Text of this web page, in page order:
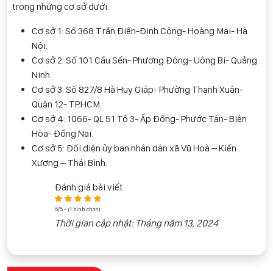
trong những cơ sở dưới.
Cơ sở 1: Số 368 Trần Điền-Định Công- Hoàng Mai- Hà
Nội.
Cơ sở 2: Số 101 Cầu Sến- Phương Đông- Uông Bí- Quảng
Ninh.
Cơ sở 3: Số 827/8 Hà Huy Giáp- Phường Thạnh Xuân-
Quận 12- TP.HCM.
Cơ sở 4: 1066- QL 51 Tổ 3- Ấp Đồng- Phước Tân- Biên
Hòa- Đồng Nai.
Cơ sở 5: Đối diện ủy ban nhân dân xã Vũ Hoà – Kiến
Xương – Thái Bình.
Đánh giá bài viết
5/5 - (1 bình chọn)
Thời gian cập nhật: Tháng năm 13, 2024